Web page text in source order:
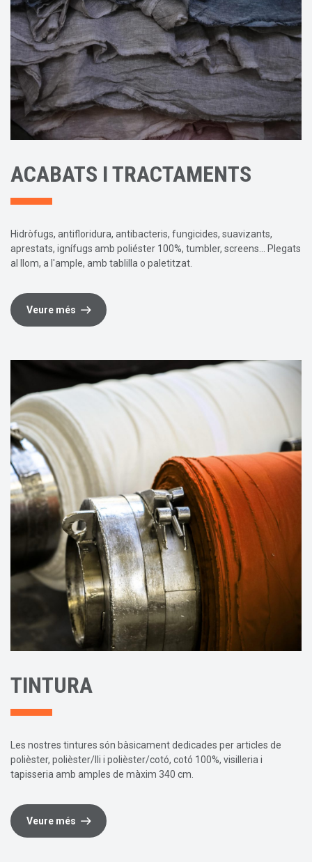
ACABATS I TRACTAMENTS
Hidròfugs, antifloridura, antibacteris, fungicides, suavizants,
aprestats, ignífugs amb poliéster 100%, tumbler, screens... Plegats
al llom, a l'ample, amb tablilla o paletitzat.
Veure més
TINTURA
Les nostres tintures són bàsicament dedicades per articles de
polièster, polièster/lli i polièster/cotó, cotó 100%, visilleria i
tapisseria amb amples de màxim 340 cm.
Veure més